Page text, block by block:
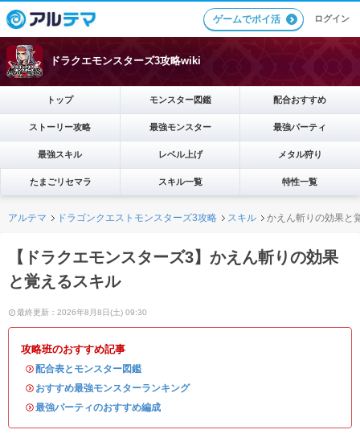
ゲームでポイ活 ログイン
ドラクエモンスターズ3攻略wiki
トップ モンスター図鑑 配合おすすめ
ストーリー攻略 最強モンスター 最強パーティ
最強スキル レベル上げ メタル狩り
たまごリセマラ スキル一覧 特性一覧
アルテマ ドラゴンクエストモンスターズ3攻略 スキル かえん斬りの効果と
【ドラクエモンスターズ3】かえん斬りの効果
と覚えるスキル
最終更新：2026年8月8日(土) 09:30
攻略班のおすすめ記事
・配合表とモンスター図鑑
・ おすすめ最強モンスターランキング
・最強パーティのおすすめ編成